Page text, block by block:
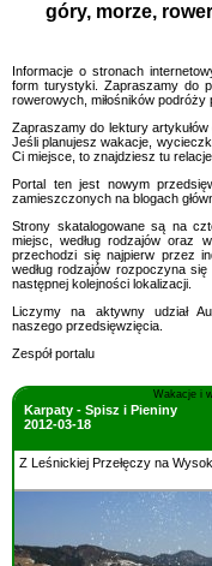
góry, morze,
Informacje o stronach
form turystyki. Zapraszamy do
rowerowych, miłośników podróży
Zapraszamy do lektury
Jeśli planujesz wakacje,
Ci miejsce, to znajdziesz tu
Portal ten jest nowym
zamieszczonych na blogach
Strony skatalogowane są na
miejsc, według rodzajów oraz
przechodzi się najpierw przez
według rodzajów rozpoczyna
następnej kolejności lokalizacji.
Liczymy na aktywny udział
naszego przedsięwzięcia.
Zespół portalu
Wakacje i
Karpaty - Spisz i Pieniny
2012-03-18
Z Leśnickiej Przełęczy na